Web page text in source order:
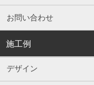
お問い合わせ
施工例
デザイン